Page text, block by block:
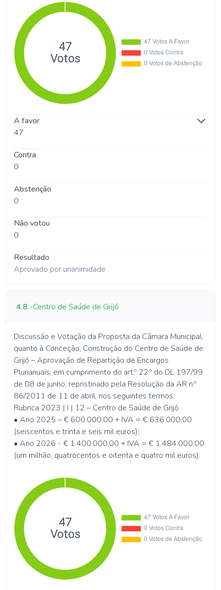
A favor
47
Contra
0
Abstenção
0
Não votou
0
Resultado
Aprovado por unanimidade
4.8.-Centro de Saúde de Grijó
Discussão e Votação da Proposta da Câmara Municipal,
quanto à Conceção, Construção do Centro de Saúde de
Grijó – Aprovação de Repartição de Encargos
Plurianuais, em cumprimento do art.º 22.º do DL 197/99
de 08 de junho, repristinado pela Resolução da AR n.º
86/2011 de 11 de abril, nos seguintes termos:
Rubrica 2023 | I | 12 – Centro de Saúde de Grijó
• Ano 2025 – € 600.000,00 + IVA = € 636.000,00
(seiscentos e trinta e seis mil euros);
• Ano 2026 - € 1.400.000,00 + IVA = € 1.484.000,00
(um milhão, quatrocentos e oitenta e quatro mil euros).